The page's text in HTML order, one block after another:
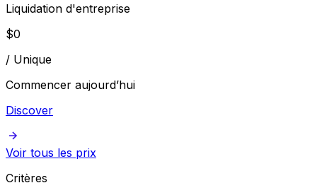
Liquidation d'entreprise
$0
/ Unique
Commencer aujourd’hui
Discover
Voir tous les prix
Critères